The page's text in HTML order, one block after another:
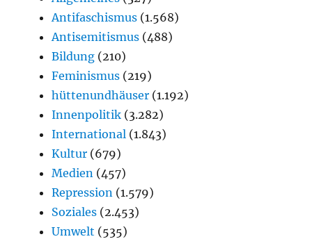
Antifaschismus (1.568)
Antisemitismus (488)
Bildung (210)
Feminismus (219)
hüttenundhäuser (1.192)
Innenpolitik (3.282)
International (1.843)
Kultur (679)
Medien (457)
Repression (1.579)
Soziales (2.453)
Umwelt (535)